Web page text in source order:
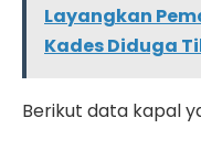
Layangkan
Kades Diduga
Berikut data kapal